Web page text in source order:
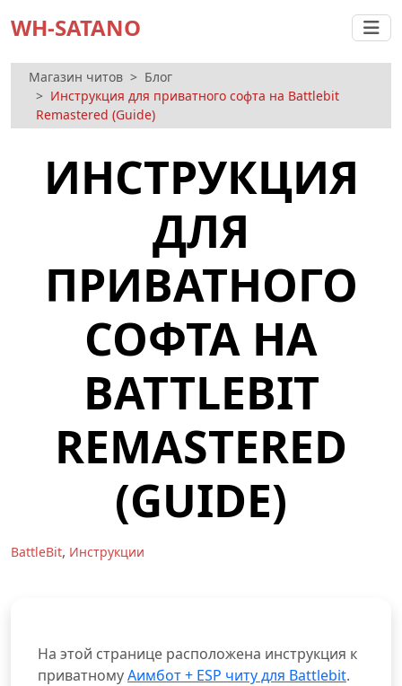
WH-SATANO
Магазин читов
Блог
Инструкция для приватного софта на Battlebit
Remastered (Guide)
ИНСТРУКЦИЯ
ДЛЯ
ПРИВАТНОГО
СОФТА НА
BATTLEBIT
REMASTERED
(GUIDE)
BattleBit, Инструкции
На этой странице расположена инструкция к
приватномуАимбот + ESP читу для Battlebit.